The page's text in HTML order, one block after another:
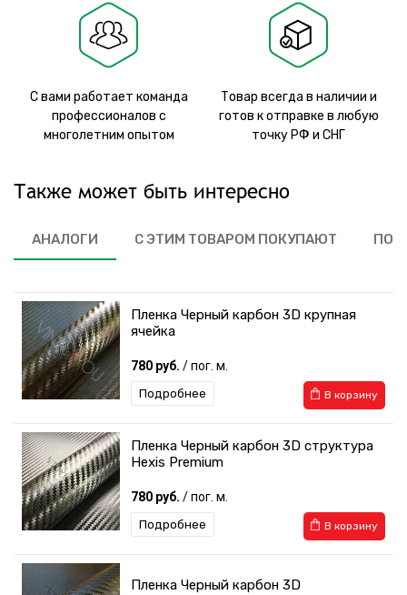
С вами работает команда
профессионалов с
многолетним опытом
Товар всегда в наличии и
готов к отправке в любую
точку РФ и СНГ
Также может быть интересно
АНАЛОГИ С ЭТИМ ТОВАРОМ ПОКУПАЮТ
Пленка Черный карбон 3D крупная
ячейка
780 руб. / пог. м.
В корзину
Подробнее
Пленка Черный карбон 3D структура
Hexis Premium
780 руб. / пог. м.
В корзину
Подробнее
Пленка Черный карбон 3D